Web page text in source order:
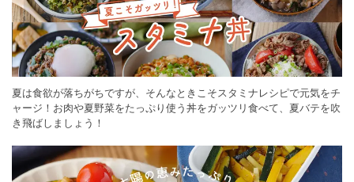
夏は食欲が落ちがちですが、そんなときこそスタミナレシピで元気をチ
ャージ！お肉や夏野菜をたっぷり使う丼をガッツリ食べて、夏バテを吹
き飛ばしましょう！